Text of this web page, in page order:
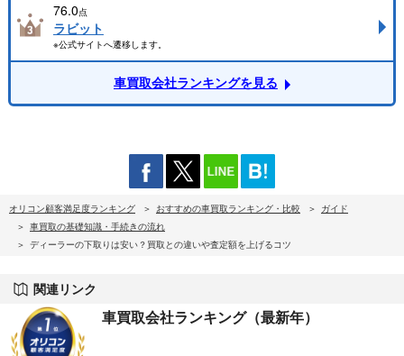
76.0点
ラビット
※公式サイトへ遷移します。
車買取会社ランキングを見る
オリコン顧客満足度ランキング おすすめの車買取ランキング・比較
ガイド
車買取の基礎知識・手続きの流れ
ディーラーの下取りは安い？買取との違いや査定額を上げるコツ
関連リンク
車買取会社ランキング（最新年）